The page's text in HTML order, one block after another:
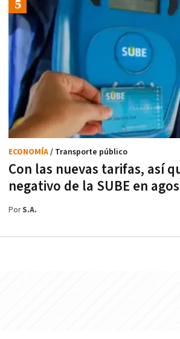
Con las nuevas tarifas, así
negativo de la SUBE en
ECONOMÍA/ Transporte público
PorS.A.